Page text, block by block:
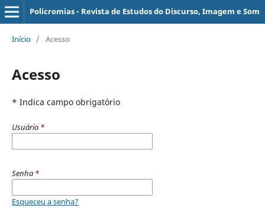
Policromias - Revista de Estudos do Discurso, Imagem e Som
Início / Acesso
Acesso
* Indica campo obrigatório
Usuário *
Senha *
Esqueceu a senha?